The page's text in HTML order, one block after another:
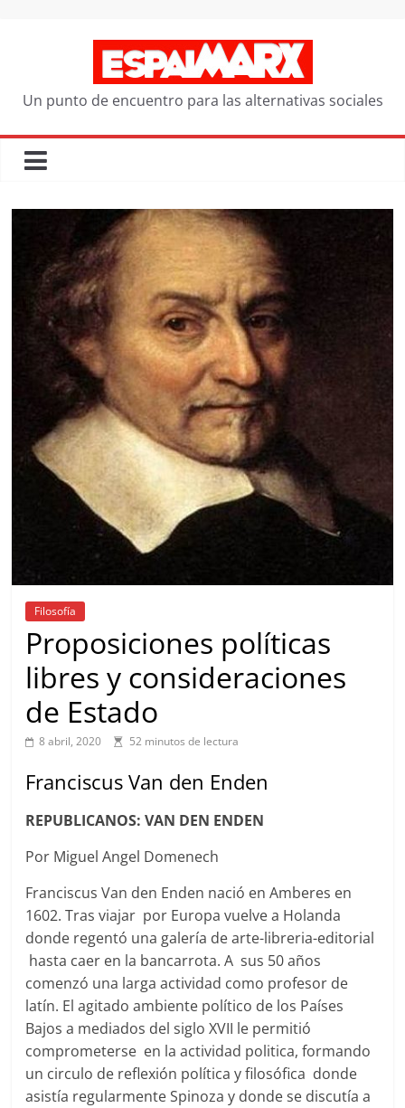
Un punto de encuentro para las alternativas sociales
Filosofía
Proposiciones políticas
libres y consideraciones
de Estado
8 abril, 2020 52 minutos de lectura
Franciscus Van den Enden
REPUBLICANOS: VAN DEN ENDEN
Por Miguel Angel Domenech
Franciscus Van den Enden nació en Amberes en
1602. Tras viajar por Europa vuelve a Holanda
donde regentó una galería de arte-libreria-editorial
hasta caer en la bancarrota. A sus 50 años
comenzó una larga actividad como profesor de
latín. El agitado ambiente político de los Países
Bajos a mediados del siglo XVII le permitió
comprometerse en la actividad politica, formando
un circulo de reflexión política y filosófica donde
asistía regularmente Spinoza y donde se discutía a